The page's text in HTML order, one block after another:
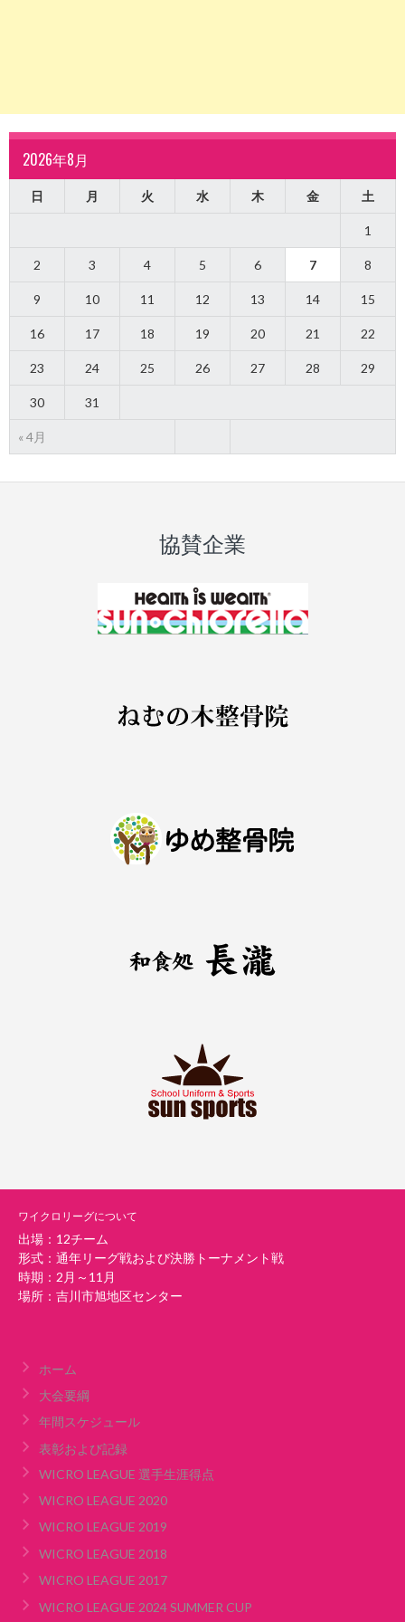
2026年8月
日 月 火 水 木 金 土
« 4月
1
2 3 4 5 6 7 8
9 10 11 12 13 14 15
16 17 18 19 20 21 22
23 24 25 26 27 28 29
30 31
協賛企業
ワイクロリーグについて
出場：12チーム
形式：通年リーグ戦および決勝トーナメント戦
時期：2月～11月
場所：吉川市旭地区センター
ホーム
大会要綱
年間スケジュール
表彰および記録
WICRO LEAGUE 選手生涯得点
WICRO LEAGUE 2020
WICRO LEAGUE 2019
WICRO LEAGUE 2018
WICRO LEAGUE 2017
WICRO LEAGUE 2024 SUMMER CUP